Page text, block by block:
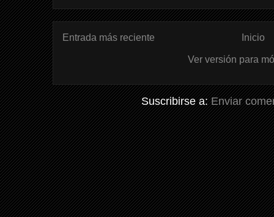
Entrada más reciente Inicio
Ver versión para
Suscribirse a:Enviar